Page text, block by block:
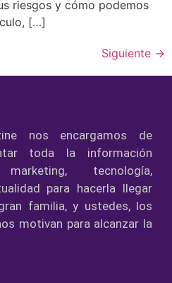
riesgos y cómo podemos
[…]
Siguiente →
nos encargamos de
toda la información
tecnología,
para hacerla llegar
familia, y ustedes, los
motivan para alcanzar la